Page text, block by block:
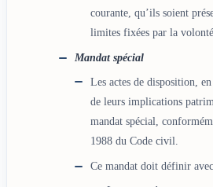
courante, qu’ils soient
limites fixées par la
Mandat spécial
Les actes de disposition,
de leurs implications
mandat spécial,
1988 du Code civil.
Ce mandat doit définir